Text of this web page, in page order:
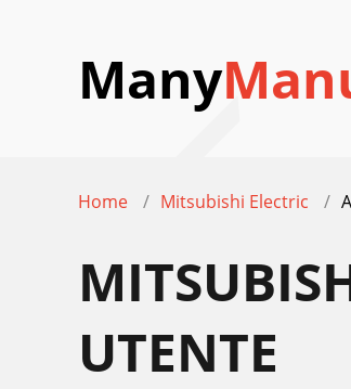
Many
Home Mitsubishi Electric
UTENTE